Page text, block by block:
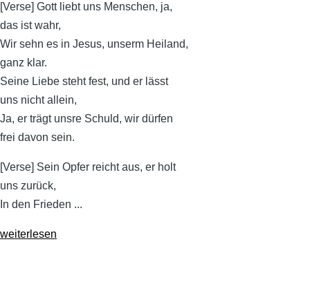
[Verse] Gott liebt uns Menschen, ja,
das ist wahr,
Wir sehn es in Jesus, unserm Heiland,
ganz klar.
Seine Liebe steht fest, und er lässt
uns nicht allein,
Ja, er trägt unsre Schuld, wir dürfen
frei davon sein.
[Verse] Sein Opfer reicht aus, er holt
uns zurück,
In den Frieden ...
weiterlesen